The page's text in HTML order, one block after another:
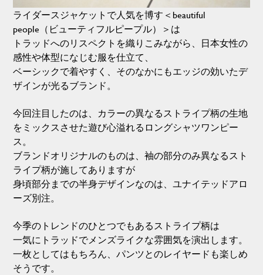
ライダースジャケットで人気を博す＜beautiful
people（ビューティフルピープル）＞は
トラッドへのリスペクトを織りこみながら、日本女性の
感性や体型になじむ服を仕立て、
ベーシックで着やすく、そのなかにもエッジの効いたデ
ザインが光るブランド。
今回注目したのは、カラーの異なるストライプ柄の生地
をミックスさせた遊び心溢れるロングシャツワンピー
ス。
ブランドオリジナルのものは、袖の部分のみ異なるスト
ライプ柄が施してありますが
身頃部分までの半身デザインなのは、ユナイテッドアロ
ーズ別注。
今季のトレンドのひとつでもあるストライプ柄は
一気にトラッドでメンズライクな雰囲気を演出します。
一枚としてはもちろん、パンツとのレイヤードも楽しめ
そうです。